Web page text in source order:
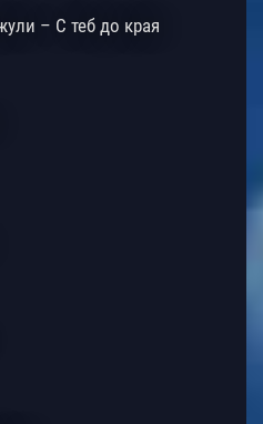
– С теб до края